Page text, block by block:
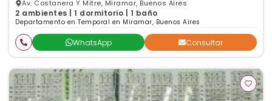
Av. Costanera Y Mitre, Miramar, Buenos Aires
2 ambientes | 1 dormitorio | 1 baño
Departamento en Temporal en Miramar, Buenos Aires
WhatsApp Consultar